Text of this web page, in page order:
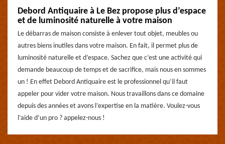
Debord Antiquaire à Le Bez propose plus d’espace
et de luminosité naturelle à votre maison
Le débarras de maison consiste à enlever tout objet, meubles ou
autres biens inutiles dans votre maison. En fait, il permet plus de
luminosité naturelle et d’espace. Sachez que c’est une activité qui
demande beaucoup de temps et de sacrifice, mais nous en sommes
un ! En effet Debord Antiquaire est le professionnel qu’il faut
appeler pour vider votre maison. Nous travaillons dans ce domaine
depuis des années et avons l’expertise en la matière. Voulez-vous
l’aide d’un pro ? appelez-nous !